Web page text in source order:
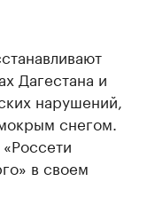
Дагестана и
нарушений,
снегом.
в своем